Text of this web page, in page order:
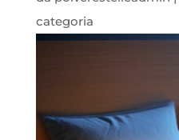
categoria